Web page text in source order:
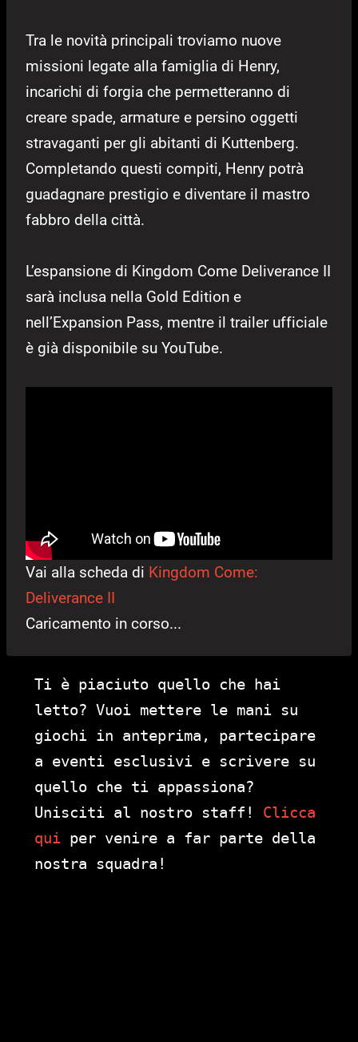
Tra le novità principali troviamo nuove
missioni legate alla famiglia di Henry,
incarichi di forgia che permetteranno di
creare spade, armature e persino oggetti
stravaganti per gli abitanti di Kuttenberg.
Completando questi compiti, Henry potrà
guadagnare prestigio e diventare il mastro
fabbro della città.
L’espansione di Kingdom Come Deliverance II
sarà inclusa nella Gold Edition e
nell’Expansion Pass, mentre il trailer ufficiale
è già disponibile su YouTube.
Vai alla scheda di Kingdom Come:
Deliverance II
Caricamento in corso...
Ti è piaciuto quello che hai
letto? Vuoi mettere le mani su
giochi in anteprima, partecipare
a eventi esclusivi e scrivere su
quello che ti appassiona?
Unisciti al nostro staff! Clicca
qui per venire a far parte della
nostra squadra!